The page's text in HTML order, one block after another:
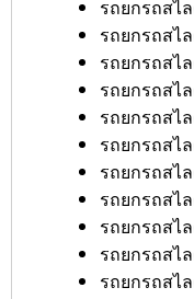
รถยกรถสไ
รถยกรถสไ
รถยกรถสไ
รถยกรถสไ
รถยกรถสไ
รถยกรถสไ
รถยกรถสไ
รถยกรถสไ
รถยกรถสไ
รถยกรถสไ
รถยกรถสไ